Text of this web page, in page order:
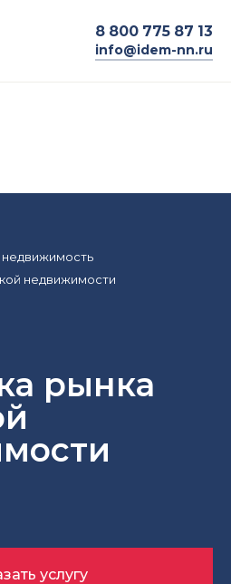
8 800 775 87 13
info@idem-nn.ru
недвижимость
недвижимости
рынка
услугу